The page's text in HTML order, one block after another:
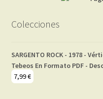
Colecciones
SARGENTO ROCK - 1978 -
Tebeos En Formato PDF -
7,99€